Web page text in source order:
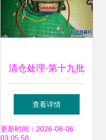
清仓处理·第十九批
｜各种型号变压器
配件的白菜价盛宴
查看详情
更新时间：2026-08-06
03:05:58